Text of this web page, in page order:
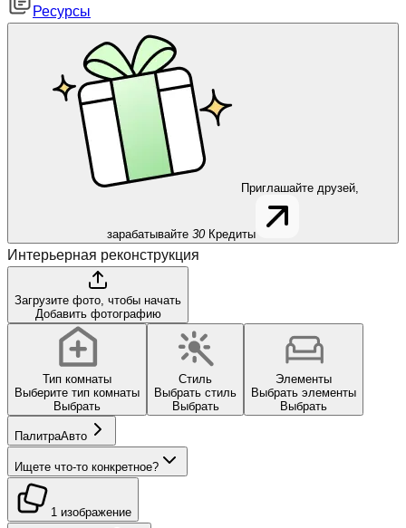
Ресурсы
Приглашайте друзей,
зарабатывайте 30 Кредиты
Интерьерная реконструкция
Загрузите фото, чтобы начать
Добавить фотографию
Тип комнаты
Выберите тип комнаты
Выбрать
Стиль
Выбрать стиль
Выбрать
Элементы
Выбрать элементы
Выбрать
ПалитраАвто
Ищете что-то конкретное?
1 изображение